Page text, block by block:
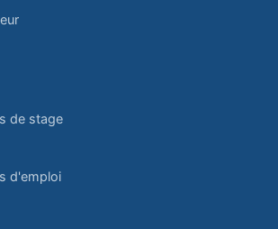
de stage
d'emploi